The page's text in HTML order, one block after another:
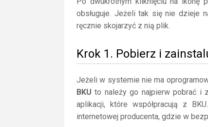
obsługuje. Jeżeli tak się nie dzieje
ręcznie skojarzyć z nią plik.
Krok 1. Pobierz i
Jeżeli w systemie nie ma
BKU to należy go najpierw pobrać i
aplikacji, które współpracują z
internetowej producenta, gdzie w